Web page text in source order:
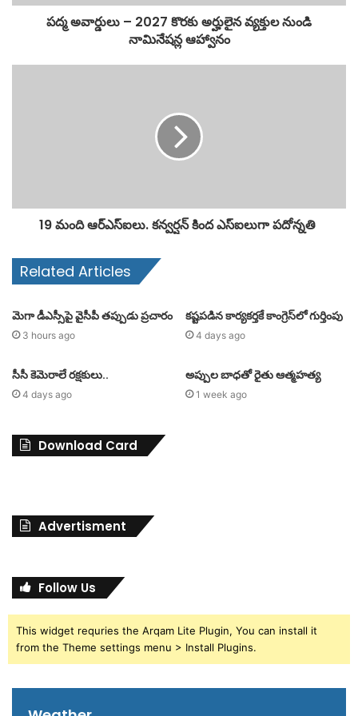
పద్మ అవార్డులు – 2027 కొరకు అర్హులైన వ్యక్తుల నుండి
నామినేషన్ల ఆహ్వానం
19 మంది ఆర్‌ఎస్‌ఐలు. కన్వర్షన్ కింద ఎస్‌ఐలుగా పదోన్నతి
Related Articles
మెగా డీఎస్సీపై వైసీపీ తప్పుడు ప్రచారం
3 hours ago
కష్టపడిన కార్యకర్తకే కాంగ్రెస్‌లో గుర్తింపు
4 days ago
సీసీ కెమెరాలే రక్షకులు..
4 days ago
అప్పుల బాధతో రైతు ఆత్మహత్య
1 week ago
Download Card
Advertisment
Follow Us
This widget requries the Arqam Lite Plugin, You can install it
from the Theme settings menu > Install Plugins.